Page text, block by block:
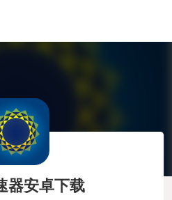
器安卓下载